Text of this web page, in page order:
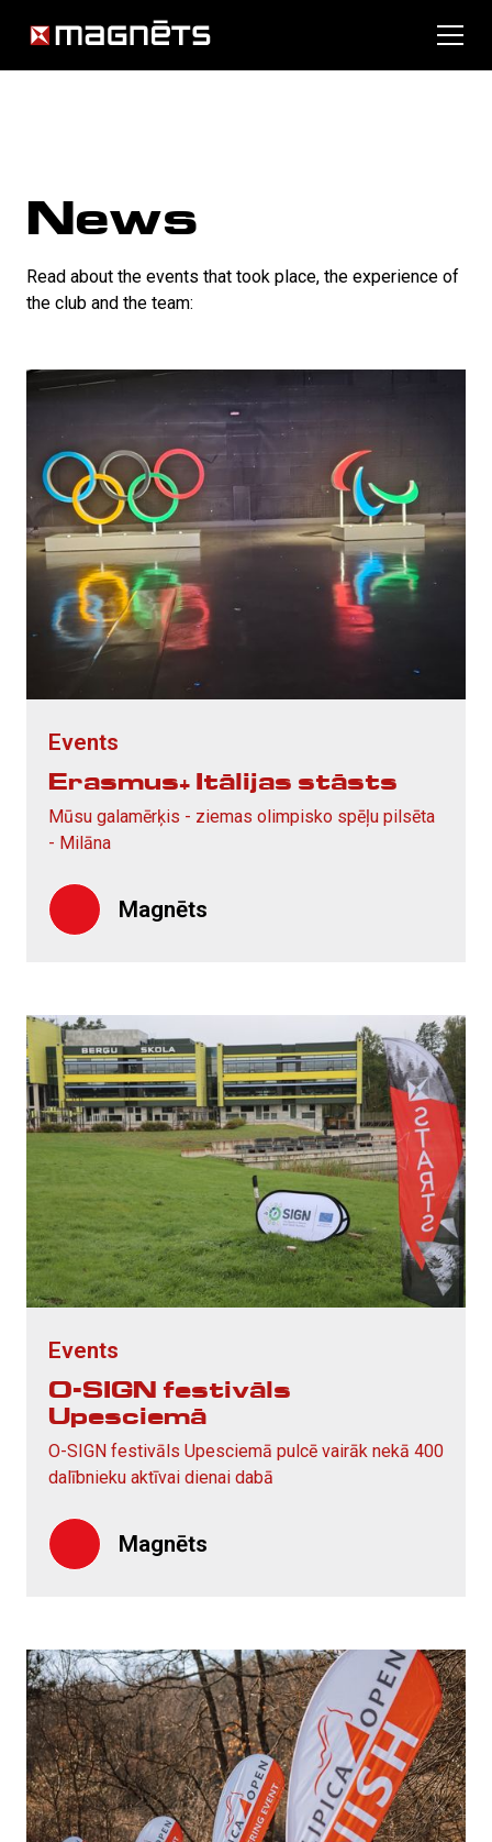
News
Read about the events that took place, the experience of
the club and the team:
Events
Erasmus+ Itālijas stāsts
Mūsu galamērķis - ziemas olimpisko spēļu pilsēta
- Milāna
Magnēts
Events
O-SIGN festivāls
Upesciemā
O-SIGN festivāls Upesciemā pulcē vairāk nekā 400
dalībnieku aktīvai dienai dabā
Magnēts